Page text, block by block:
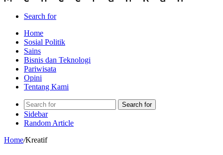
Search for
Home
Sosial Politik
Sains
Bisnis dan Teknologi
Pariwisata
Opini
Tentang Kami
Search for
Sidebar
Random Article
Home/Kreatif